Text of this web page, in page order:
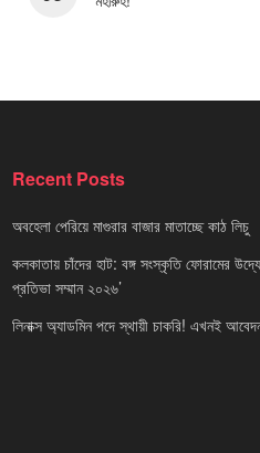
Recent Posts
অবহেলা পেরিয়ে মাগুরার বাজার মাতাচ্ছে কাঠ লিচু
কলকাতায় চাঁদের হাট: বঙ্গ সংস্কৃতি ফোরামের
প্রতিভা সম্মান ২০২৬’
লিনাক্স অ্যাডমিন পদে স্থায়ী চাকরি! এখনই